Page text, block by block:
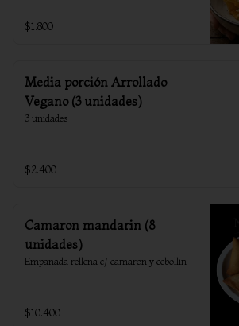
$1.800
Media porción Arrollado
Vegano (3 unidades)
3 unidades
$2.400
Camaron mandarin (8
unidades)
Empanada rellena c/ camaron y cebollin
$10.400